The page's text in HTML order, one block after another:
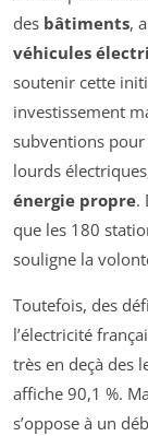
des bâtiments,
véhicules
soutenir cette
investissement
subventions
lourds
énergie propre.
que les 180
souligne la
Toutefois, des
l’électricité
très en deçà des
affiche 90,1 %.
s’oppose à un